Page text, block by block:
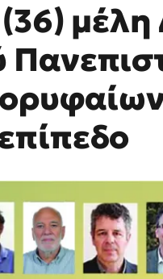
(36)